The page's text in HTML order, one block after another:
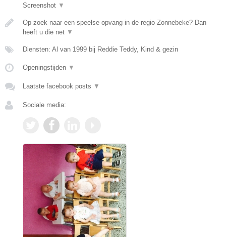
Screenshot ▼
Op zoek naar een speelse opvang in de regio Zonnebeke? Dan
heeft u die net ▼
Diensten: Al van 1999 bij Reddie Teddy, Kind & gezin
Openingstijden ▼
Laatste facebook posts ▼
Sociale media: